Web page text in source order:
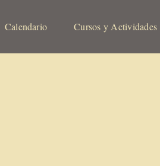
Calendario Cursos y Actividades